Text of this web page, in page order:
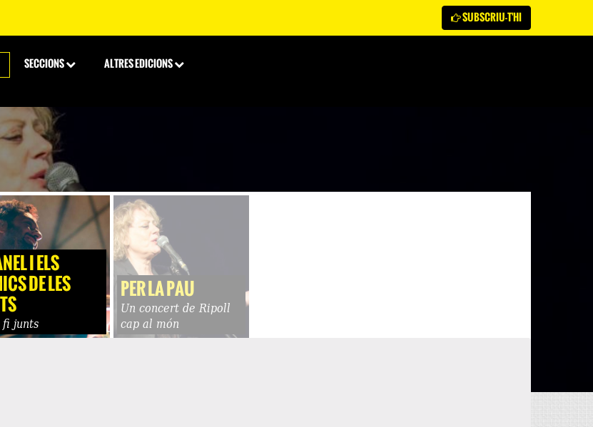
SUBSCRIU-T'HI
SECCIONS ALTRES EDICIONS
I ELS
DE LES
fi junts
PER LA PAU
Un concert de Ripoll
cap al món